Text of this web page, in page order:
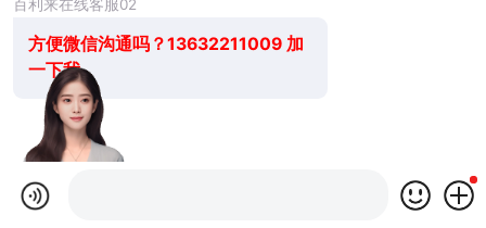
百利来在线客服02
方便微信沟通吗？13632211009 加
一下我